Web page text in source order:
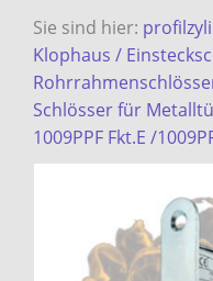
Sie sind hier:
Klophaus /
Schlösser für
1009PPF Fkt.E /